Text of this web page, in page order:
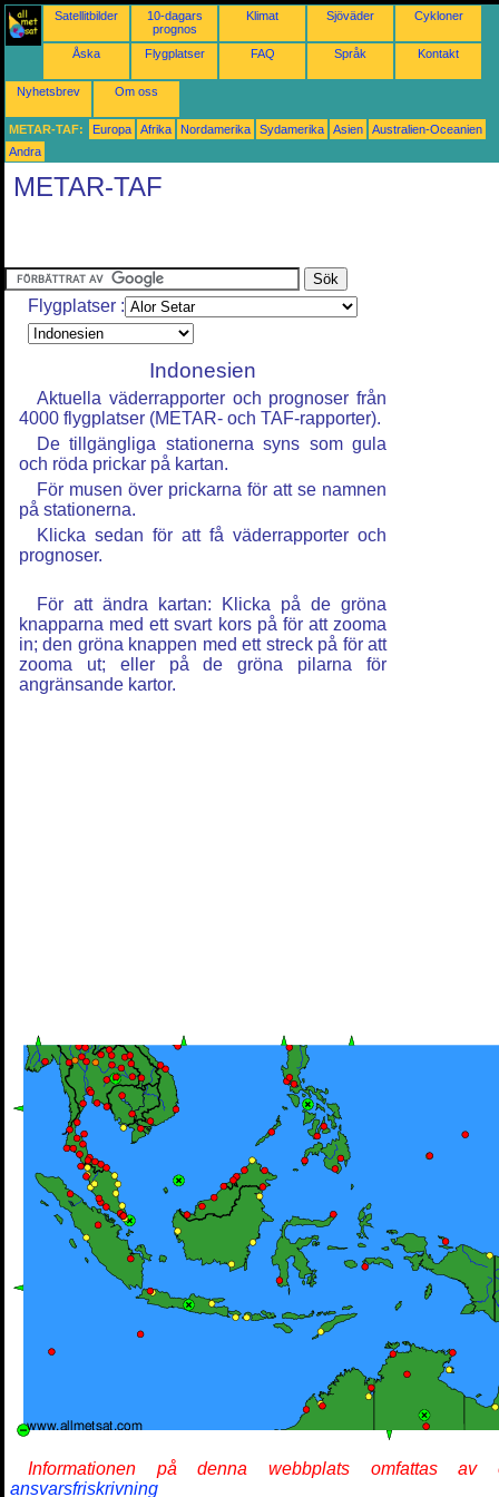
Satellitbilder
10-dagars
prognos
Klimat Sjöväder Cykloner
Åska Flygplatser FAQ Språk Kontakt
Nyhetsbrev Om oss
METAR-TAF: Europa Afrika Nordamerika Sydamerika Asien
Australien-Oceanien
Andra
METAR-TAF
Flygplatser :
Indonesien
Aktuella väderrapporter och prognoser från
4000 flygplatser (METAR- och TAF-rapporter).
De tillgängliga stationerna syns som gula
och röda prickar på kartan.
För musen över prickarna för att se namnen
på stationerna.
Klicka sedan för att få väderrapporter och
prognoser.
För att ändra kartan: Klicka på de gröna
knapparna med ett svart kors på för att zooma
in; den gröna knappen med ett streck på för att
zooma ut; eller på de gröna pilarna för
angränsande kartor.
Informationen på denna webbplats omfattas av
ansvarsfriskrivning